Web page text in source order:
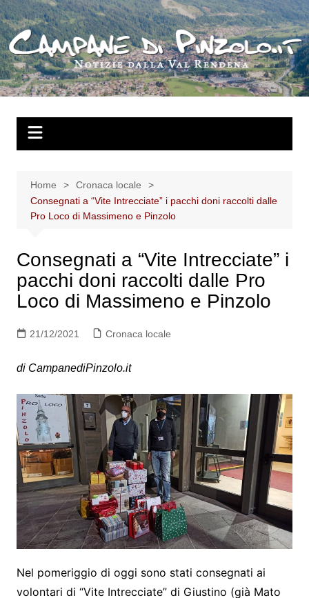
Salta
al
contenuto
Home
Cronaca locale
Consegnati a “Vite Intrecciate” i pacchi doni raccolti dalle
Pro Loco di Massimeno e Pinzolo
Consegnati a “Vite Intrecciate” i
pacchi doni raccolti dalle Pro
Loco di Massimeno e Pinzolo
21/12/2021 Cronaca locale
di CampanediPinzolo.it
Nel pomeriggio di oggi sono stati consegnati ai
volontari di “Vite Intrecciate” di Giustino (già Mato